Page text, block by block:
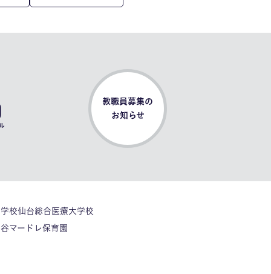
教職員募集の
お知らせ
校仙台総合医療大学校
マードレ保育園